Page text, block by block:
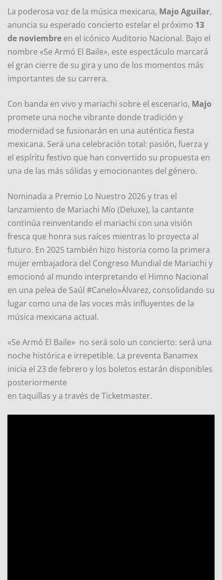
La poderosa voz de la música mexicana, Majo Aguilar,
anuncia su esperado concierto estelar el próximo 13
de noviembre en el icónico Auditorio Nacional. Bajo el
nombre «Se Armó El Baile», este espectáculo marcará
el gran cierre de su gira y uno de los momentos más
importantes de su carrera.
Con banda en vivo y mariachi sobre el escenario, Majo
promete una noche vibrante donde tradición y
modernidad se fusionarán en una auténtica fiesta
mexicana. Será una celebración total: pasión, fuerza y
el espíritu festivo que han convertido su propuesta en
una de las más sólidas y emocionantes del género.
Nominada a Premio Lo Nuestro 2026 y tras el
lanzamiento de Mariachi Mío (Deluxe), la cantante
continúa reinventando el mariachi con una visión
fresca que honra sus raíces mientras lo proyecta al
futuro. En 2025 también hizo historia como la primera
mujer embajadora del Congreso Mundial de Mariachi y
emocionó al mundo interpretando el Himno Nacional
en una pelea de Saúl #Canelo»Álvarez, consolidando su
lugar como una de las voces más influyentes de la
música mexicana actual.
«Se Armó El Baile» no será solo un concierto: será una
noche histórica e irrepetible. La preventa Banamex
inicia el 23 de febrero y los boletos estarán disponibles
posteriormente
en taquillas y a través de Ticketmaster.